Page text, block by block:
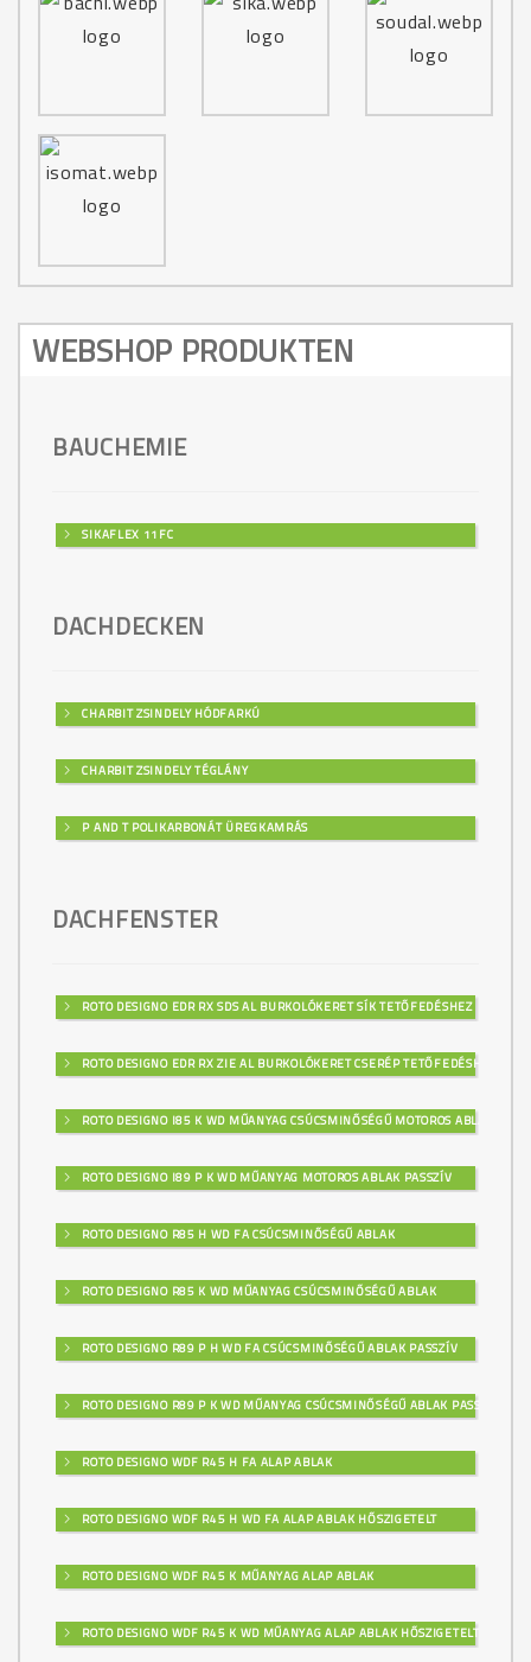
WEBSHOP PRODUKTEN
BAUCHEMIE
SIKAFLEX 11FC
DACHDECKEN
CHARBIT ZSINDELY HÓDFARKÚ
CHARBIT ZSINDELY TÉGLÁNY
P AND T POLIKARBONÁT ÜREGKAMRÁS
DACHFENSTER
ROTO DESIGNO EDR RX SDS AL BURKOLÓKERET SÍK TETŐFEDÉSHEZ
ROTO DESIGNO EDR RX ZIE AL BURKOLÓKERET CSERÉP TETŐFEDÉSHEZ
ROTO DESIGNO I85 K WD MŰANYAG CSÚCSMINŐSÉGŰ MOTOROS ABLAK
ROTO DESIGNO I89 P K WD MŰANYAG MOTOROS ABLAK PASSZÍV
ROTO DESIGNO R85 H WD FA CSÚCSMINŐSÉGŰ ABLAK
ROTO DESIGNO R85 K WD MŰANYAG CSÚCSMINŐSÉGŰ ABLAK
ROTO DESIGNO R89 P H WD FA CSÚCSMINŐSÉGŰ ABLAK PASSZÍV
ROTO DESIGNO R89 P K WD MŰANYAG CSÚCSMINŐSÉGŰ ABLAK PASSZÍV
ROTO DESIGNO WDF R45 H FA ALAP ABLAK
ROTO DESIGNO WDF R45 H WD FA ALAP ABLAK HŐSZIGETELT
ROTO DESIGNO WDF R45 K MŰANYAG ALAP ABLAK
ROTO DESIGNO WDF R45 K WD MŰANYAG ALAP ABLAK HŐSZIGETELT